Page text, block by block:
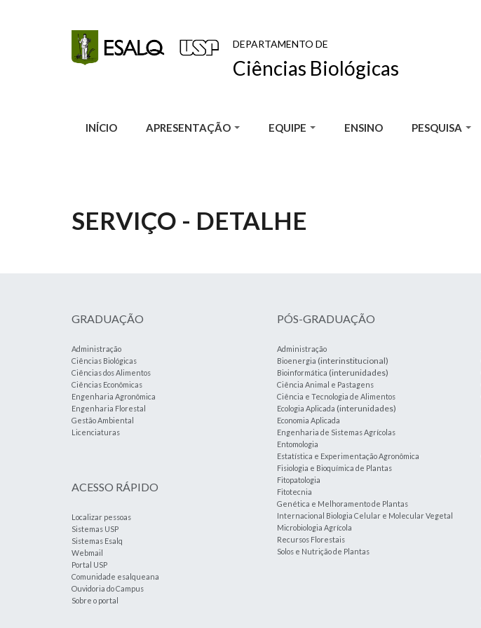
DEPARTAMENTO DE
Ciências Biológicas
INÍCIO APRESENTAÇÃO EQUIPE ENSINO PESQUISA
SERVIÇO - DETALHE
GRADUAÇÃO
Administração
Ciências Biológicas
Ciências dos Alimentos
Ciências Econômicas
Engenharia Agronômica
Engenharia Florestal
Gestão Ambiental
Licenciaturas
ACESSO RÁPIDO
Localizar pessoas
Sistemas USP
Sistemas Esalq
Webmail
Portal USP
Comunidade esalqueana
Ouvidoria do Campus
Sobre o portal
PÓS-GRADUAÇÃO
Administração
Bioenergia (interinstitucional)
Bioinformática (interunidades)
Ciência Animal e Pastagens
Ciência e Tecnologia de Alimentos
Ecologia Aplicada (interunidades)
Economia Aplicada
Engenharia de Sistemas Agrícolas
Entomologia
Estatística e Experimentação Agronômica
Fisiologia e Bioquímica de Plantas
Fitopatologia
Fitotecnia
Genética e Melhoramento de Plantas
Internacional Biologia Celular e Molecular Vegetal
Microbiologia Agrícola
Recursos Florestais
Solos e Nutrição de Plantas